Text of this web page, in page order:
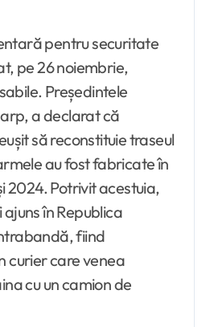
pentru securitate
pe 26 noiembrie,
Președintele
a declarat că
să reconstituie traseul
au fost fabricate în
2024. Potrivit acestuia,
în Republica
fiind
curier care venea
cu un camion de